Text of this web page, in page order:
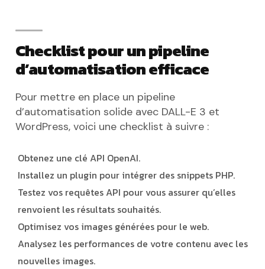
Checklist pour un pipeline
d’automatisation efficace
Pour mettre en place un pipeline
d’automatisation solide avec DALL-E 3 et
WordPress, voici une checklist à suivre :
Obtenez une clé API OpenAI.
Installez un plugin pour intégrer des snippets PHP.
Testez vos requêtes API pour vous assurer qu’elles
renvoient les résultats souhaités.
Optimisez vos images générées pour le web.
Analysez les performances de votre contenu avec les
nouvelles images.